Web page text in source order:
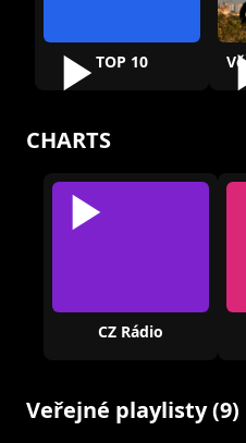
TOP 10
CHARTS
CZ Rádio
Veřejné playlisty (9)